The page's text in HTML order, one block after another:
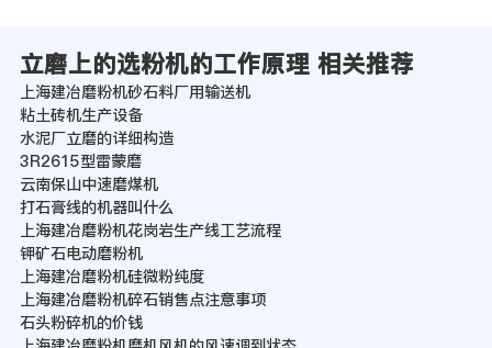
立磨上的选粉机的工作原理 相关推荐
上海建冶磨粉机砂石料厂用输送机
粘土砖机生产设备
水泥厂立磨的详细构造
3R2615型雷蒙磨
云南保山中速磨煤机
打石膏线的机器叫什么
上海建冶磨粉机花岗岩生产线工艺流程
钾矿石电动磨粉机
上海建冶磨粉机硅微粉纯度
上海建冶磨粉机碎石销售点注意事项
石头粉碎机的价钱